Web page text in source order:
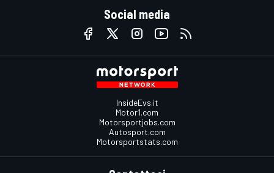
Social media
InsideEvs.it
Motor1.com
Motorsportjobs.com
Autosport.com
Motorsportstats.com